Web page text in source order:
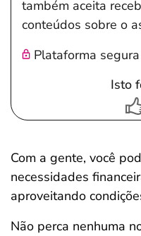
também aceita
conteúdos sobre o
Plataforma segura
Isto
Com a gente, você
necessidades
aproveitando
Não perca nenhuma